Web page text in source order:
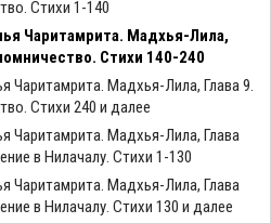
Стихи 1-140
Чаритамрита. Мадхья-Лила,
Стихи 140-240
Чаритамрита. Мадхья-Лила, Глава 9.
Стихи 240 и далее
Чаритамрита. Мадхья-Лила, Глава
в Нилачалу. Стихи 1-130
Чаритамрита. Мадхья-Лила, Глава
в Нилачалу. Стихи 130 и далее